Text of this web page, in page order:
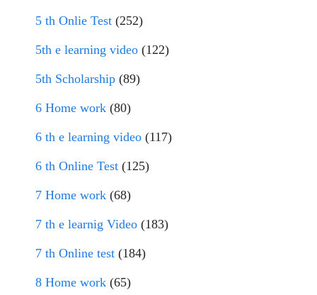
5 th Onlie Test (252)
5th e learning video (122)
5th Scholarship (89)
6 Home work (80)
6 th e learning video (117)
6 th Online Test (125)
7 Home work (68)
7 th e learnig Video (183)
7 th Online test (184)
8 Home work (65)